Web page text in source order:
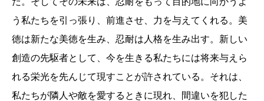
う私たちを引っ張り、前進させ、力を与えてくれる。美
徳は新たな美徳を生み、忍耐は人格を生み出す。新しい
創造の先駆者として、今を生きる私たちには将来与えら
れる栄光を先んじて現すことが許されている。それは、
私たちが隣人や敵を愛するときに現れ、間違いを犯した